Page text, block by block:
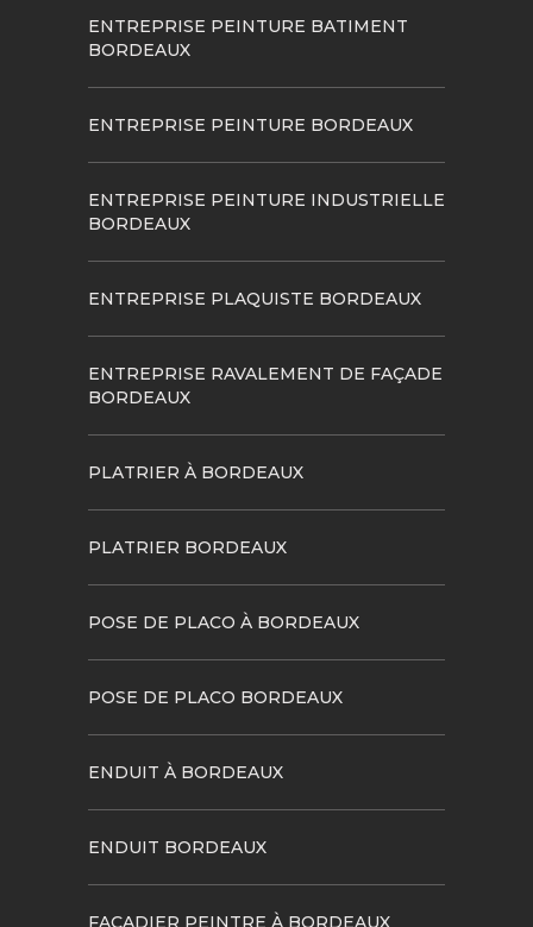
ENTREPRISE PEINTURE BATIMENT
BORDEAUX
ENTREPRISE PEINTURE BORDEAUX
ENTREPRISE PEINTURE INDUSTRIELLE
BORDEAUX
ENTREPRISE PLAQUISTE BORDEAUX
ENTREPRISE RAVALEMENT DE FAÇADE
BORDEAUX
PLATRIER À BORDEAUX
PLATRIER BORDEAUX
POSE DE PLACO À BORDEAUX
POSE DE PLACO BORDEAUX
ENDUIT À BORDEAUX
ENDUIT BORDEAUX
FAÇADIER PEINTRE À BORDEAUX